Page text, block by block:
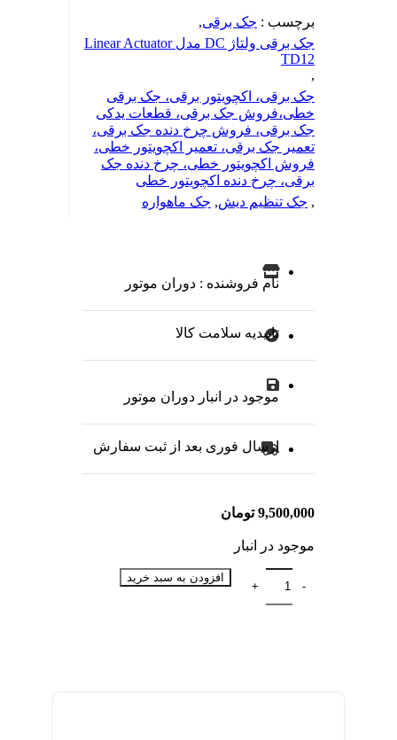
برچسب : جک برقی,
جک برقی ولتاژ DC مدل Linear Actuator
TD12
,
جک برقی، اکچویتور برقی، جک برقی
خطی،فروش جک برقی، قطعات یدکی
جک برقی، فروش چرخ دنده جک برقی،
تعمیر جک برقی، تعمیر اکچویتور خطی،
فروش اکچویتور خطی، چرخ دنده جک
برقی، چرخ دنده اکچویتور خطی
, جک تنظیم دیش, جک ماهواره
نام فروشنده : دوران موتور
تاییدیه سلامت کالا
موجود در انبار دوران موتور
ارسال فوری بعد از ثبت سفارش
9,500,000 تومان
موجود در انبار
افزودن به سبد خرید